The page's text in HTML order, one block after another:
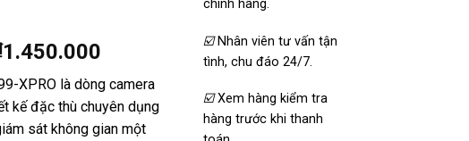
1.450.000
tại
là:
XPRO là dòng camera
kế đặc thù chuyên dụng
sát không gian một
chính hãng.
☑️ Nhân viên tư vấn tận
tình, chu đáo 24/7.
☑️Xem hàng kiểm tra
hàng trước khi thanh